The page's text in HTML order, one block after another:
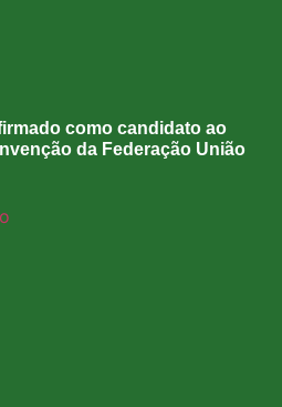
como candidato ao
da Federação União